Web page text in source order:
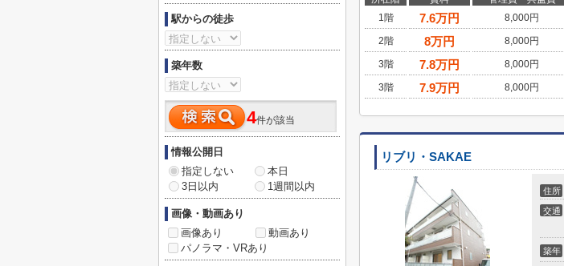
1階
7.6万円 8,000円
2階
8万円 8,000円
3階
7.8万円 8,000円
3階
7.9万円 8,000円
リブリ・SAKAE
住所
交通
築年
駅からの徒歩
築年数
4件が該当
情報公開日
指定しない
本日
3日以内
1週間以内
画像・動画あり
画像あり
動画あり
パノラマ・VRあり